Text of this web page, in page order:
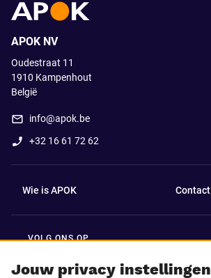
Jouw privacy instellingen
APOK NV
Oudestraat 11
1910 Kampenhout
België
info@apok.be
+32 16 61 72 62
Wie is APOK Contact
VOLG ONS OP
Facebook